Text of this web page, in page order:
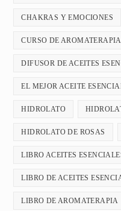
CHAKRAS Y EMOCIONES
CURSO DE AROMATERAPIA
DIFUSOR DE ACEITES
EL MEJOR ACEITE
HIDROLATO
HIDROLATO DE ROSAS
LIBRO ACEITES
LIBRO DE ACEITES
LIBRO DE AROMATERAPIA